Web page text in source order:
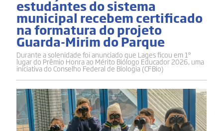
estudantes do sistema
municipal recebem certificado
na formatura do projeto
Guarda-Mirim do Parque
Durante a solenidade foi anunciado que Lages ficou em 1º
lugar do Prêmio Honra ao Mérito Biólogo Educador 2026, uma
iniciativa do Conselho Federal de Biologia (CFBio)